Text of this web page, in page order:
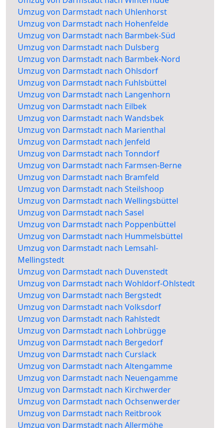
Umzug von Darmstadt nach Uhlenhorst
Umzug von Darmstadt nach Hohenfelde
Umzug von Darmstadt nach Barmbek-Süd
Umzug von Darmstadt nach Dulsberg
Umzug von Darmstadt nach Barmbek-Nord
Umzug von Darmstadt nach Ohlsdorf
Umzug von Darmstadt nach Fuhlsbüttel
Umzug von Darmstadt nach Langenhorn
Umzug von Darmstadt nach Eilbek
Umzug von Darmstadt nach Wandsbek
Umzug von Darmstadt nach Marienthal
Umzug von Darmstadt nach Jenfeld
Umzug von Darmstadt nach Tonndorf
Umzug von Darmstadt nach Farmsen-Berne
Umzug von Darmstadt nach Bramfeld
Umzug von Darmstadt nach Steilshoop
Umzug von Darmstadt nach Wellingsbüttel
Umzug von Darmstadt nach Sasel
Umzug von Darmstadt nach Poppenbüttel
Umzug von Darmstadt nach Hummelsbüttel
Umzug von Darmstadt nach Lemsahl-
Mellingstedt
Umzug von Darmstadt nach Duvenstedt
Umzug von Darmstadt nach Wohldorf-Ohlstedt
Umzug von Darmstadt nach Bergstedt
Umzug von Darmstadt nach Volksdorf
Umzug von Darmstadt nach Rahlstedt
Umzug von Darmstadt nach Lohbrügge
Umzug von Darmstadt nach Bergedorf
Umzug von Darmstadt nach Curslack
Umzug von Darmstadt nach Altengamme
Umzug von Darmstadt nach Neuengamme
Umzug von Darmstadt nach Kirchwerder
Umzug von Darmstadt nach Ochsenwerder
Umzug von Darmstadt nach Reitbrook
Umzug von Darmstadt nach Allermöhe